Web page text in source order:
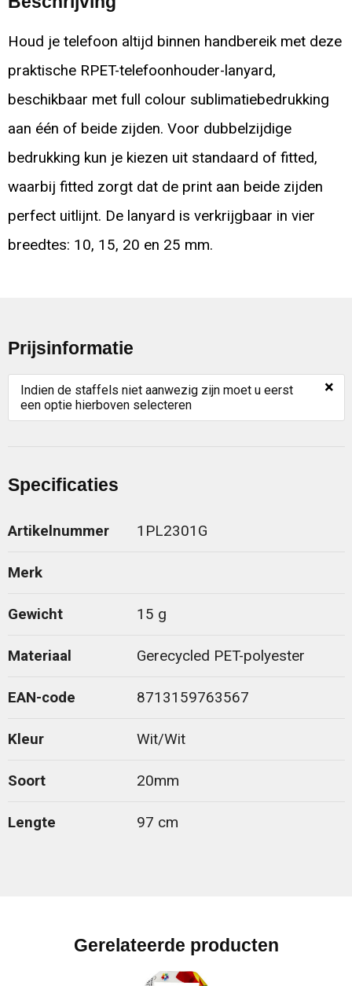
Houd je telefoon altijd binnen handbereik met deze
praktische RPET-telefoonhouder-lanyard,
beschikbaar met full colour sublimatiebedrukking
aan één of beide zijden. Voor dubbelzijdige
bedrukking kun je kiezen uit standaard of fitted,
waarbij fitted zorgt dat de print aan beide zijden
perfect uitlijnt. De lanyard is verkrijgbaar in vier
breedtes: 10, 15, 20 en 25 mm.
Prijsinformatie
Indien de staffels niet aanwezig zijn moet u eerst
een optie hierboven selecteren
×
Specificaties
Artikelnummer 1PL2301G
Merk
Gewicht 15 g
Materiaal Gerecycled PET-polyester
EAN-code 8713159763567
Kleur Wit/Wit
Soort 20mm
Lengte 97 cm
Gerelateerde producten